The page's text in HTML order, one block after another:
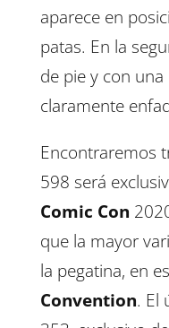
aparece en
patas. En la
de pie y con
claramente
Encontraremos
598 será
Comic Con
que la mayor
la pegatina, en
Convention. El